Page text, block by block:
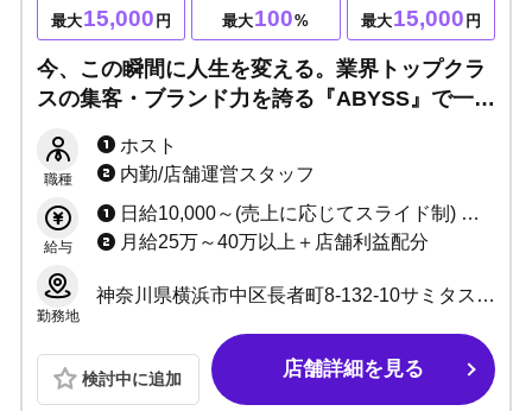
最大15,000 円 最大100% 最大15,000 円
今、この瞬間に人生を変える。業界トップクラ
スの集客・ブランド力を誇る『ABYSS』で一般
職種
ホスト
内勤/店舗運営スタッフ
給与
日給10,000～(売上に応じてスライド制) ＋売上バック＋指名料 同伴料バック＋売上達成ボーナス＋各種賞金(10種以上)＋手当 小計最大60%～100%還元(規定有) 日給最大1万5千円保証
月給25万～40万以上＋店舗利益配分
勤務地
神奈川県横浜市中区長者町8-132-10サミタス横浜ビル 4階
検討中に追加 店舗詳細を見る